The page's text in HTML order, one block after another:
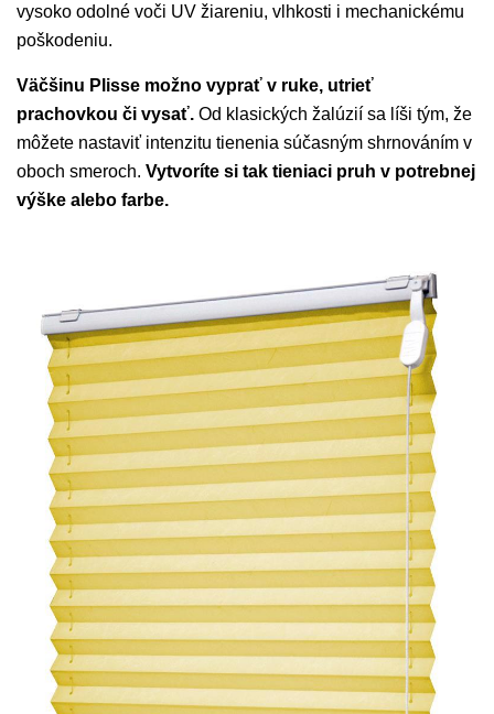
vysoko odolné voči UV žiareniu, vlhkosti i mechanickému
poškodeniu.
Väčšinu Plisse možno vyprať v ruke, utrieť
prachovkou či vysať. Od klasických žalúzií sa líši tým, že
môžete nastaviť intenzitu tienenia súčasným shrnováním v
oboch smeroch. Vytvoríte si tak tieniaci pruh v potrebnej
výške alebo farbe.